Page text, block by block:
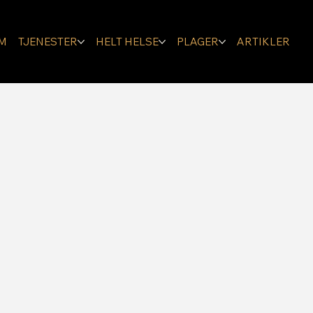
TJENESTER HELT HELSE PLAGER ARTIKLER